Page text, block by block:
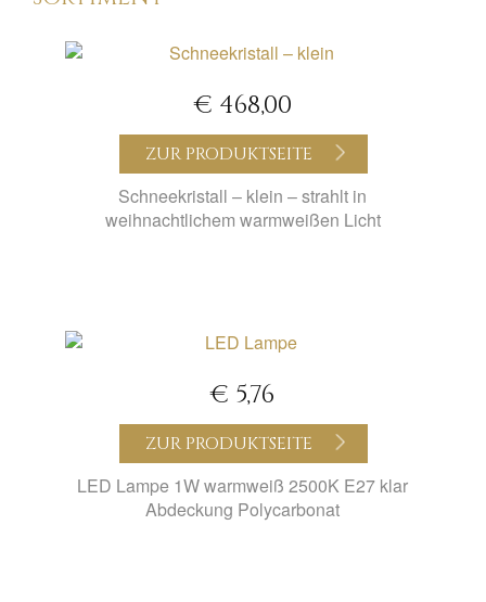
€ 468,00
ZUR PRODUKTSEITE
Schneekristall – klein – strahlt in
weihnachtlichem warmweißen Licht
€ 5,76
ZUR PRODUKTSEITE
LED Lampe 1W warmweiß 2500K E27 klar
Abdeckung Polycarbonat